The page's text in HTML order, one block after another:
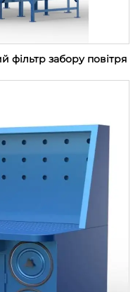
фільтр забору повітря